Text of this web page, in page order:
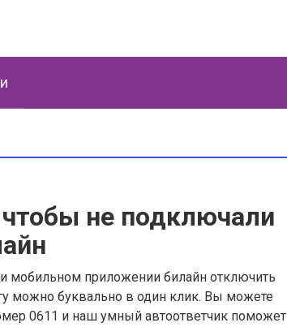
не подключали
мобильном приложении билайн отключить
можно буквально в один клик. Вы можете
0611 и наш умный автоответчик поможет